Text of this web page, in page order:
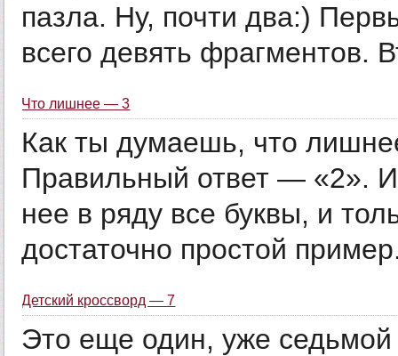
пазла. Ну, почти два:)
всего девять фрагментов.
Что лишнее — 3
Как ты думаешь, что
Правильный ответ — «2».
нее в ряду все буквы, и
достаточно простой
Детский кроссворд — 7
Это еще один, уже седьмой